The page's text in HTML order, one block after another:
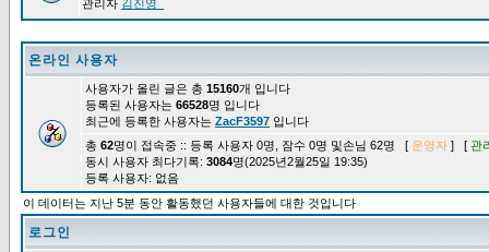
관리자 김진영_
온라인 사용자
사용자가 올린 글은 총 15160개 입니다
등록된 사용자는 66528명 입니다
최근에 등록한 사용자는 ZacF3597 입니다
총 62명이 접속중 :: 등록 사용자 0명, 잠수 0명 및손님 62명 [ 운영자 ] [ 관
동시 사용자 최다기록: 3084명(2025년2월25일 19:35)
등록 사용자: 없음
이 데이터는 지난 5분 동안 활동했던 사용자들에 대한 것입니다
로그인